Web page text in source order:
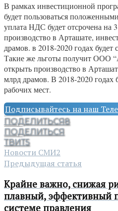
В рамках инвестиционной
будет пользоваться
уплата НДС будет отсрочена на
производство в Арташате,
драмов. в 2018-2020 годах будет
Такие же льготы получит ООО
открыть производство в
млрд драмов. В 2018-2020 годах
рабочих мест.
Подписывайтесь на наш
ПОДЕЛИТЬСЯ8
ПОДЕЛИТЬСЯ
ТВИТ5
Новости СМИ2
Предыдущая статья
Крайне важно, снижая
плавный, эффективный
системе правления